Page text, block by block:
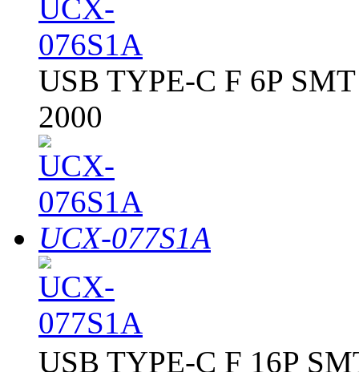
USB TYPE-C F 6P
2000
UCX-077S1A
USB TYPE-C F 16P